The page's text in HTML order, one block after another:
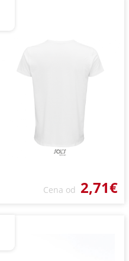
Cena od 2,71€